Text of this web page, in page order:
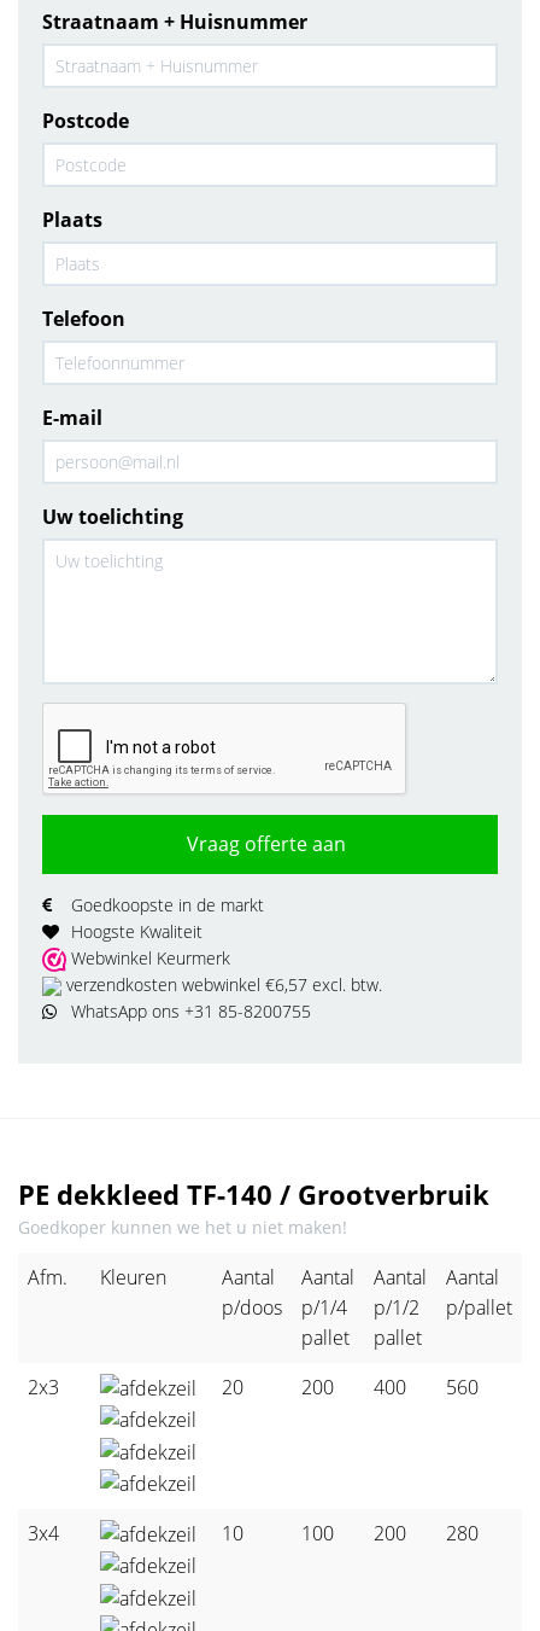
Straatnaam + Huisnummer
Postcode
Plaats
Telefoon
E-mail
Uw toelichting
Vraag offerte aan
Goedkoopste in de markt
Hoogste Kwaliteit
Webwinkel Keurmerk
verzendkosten webwinkel €6,57 excl. btw.
WhatsApp ons +31 85-8200755
PE dekkleed TF-140 / Grootverbruik
Goedkoper kunnen we het u niet maken!
Afm. Kleuren
Aantal
p/doos
Aantal
p/1/4
pallet
Aantal
p/1/2
pallet
Aantal
p/pallet
2x3 20 200 400 560
3x4 10 100 200 280